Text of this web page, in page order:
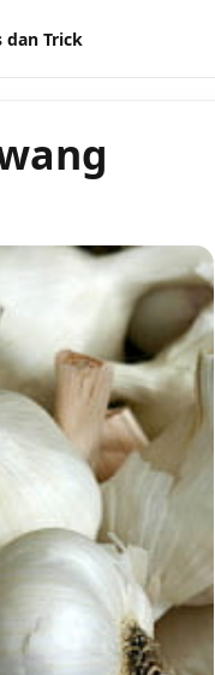
dan Trick